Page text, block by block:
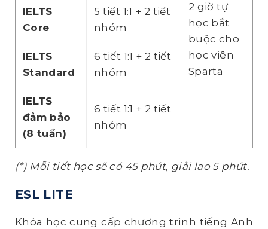
2 giờ tự
học bắt
buộc cho
học viên
Sparta
IELTS
Core
5 tiết 1:1 + 2 tiết
nhóm
IELTS
Standard
6 tiết 1:1 + 2 tiết
nhóm
IELTS
đảm bảo
(8 tuần)
6 tiết 1:1 + 2 tiết
nhóm
(*) Mỗi tiết học sẽ có 45 phút, giải lao 5 phút.
ESL LITE
Khóa học cung cấp chương trình tiếng Anh